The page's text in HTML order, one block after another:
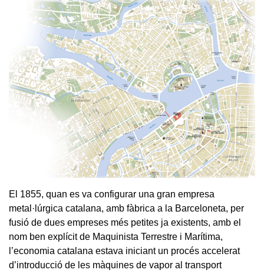
El 1855, quan es va configurar una gran empresa
metal·lúrgica catalana, amb fàbrica a la Barceloneta, per
fusió de dues empreses més petites ja existents, amb el
nom ben explícit de Maquinista Terrestre i Marítima,
l’economia catalana estava iniciant un procés accelerat
d’introducció de les màquines de vapor al transport